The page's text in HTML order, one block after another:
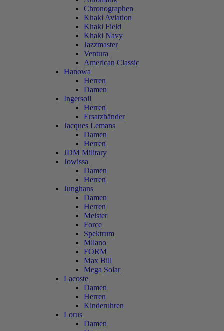
Chronographen
Khaki Aviation
Khaki Field
Khaki Navy
Jazzmaster
Ventura
American Classic
Hanowa
Herren
Damen
Ingersoll
Herren
Ersatzbänder
Jacques Lemans
Damen
Herren
JDM Military
Jowissa
Damen
Herren
Junghans
Damen
Herren
Meister
Force
Spektrum
Milano
FORM
Max Bill
Mega Solar
Lacoste
Damen
Herren
Kinderuhren
Lorus
Damen